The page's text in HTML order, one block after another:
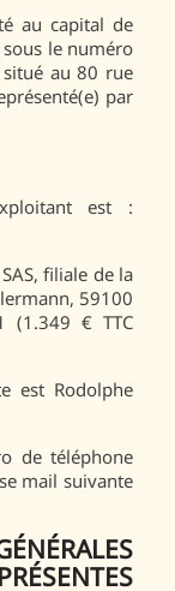
au capital de
sous le numéro
au 80 rue
par
est :
filiale de la
59100
(1.349 € TTC
est Rodolphe
de téléphone
mail suivante